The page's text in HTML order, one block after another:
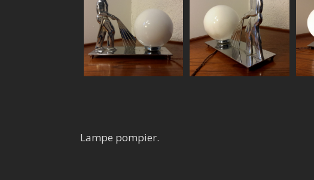
Lampe pompier.